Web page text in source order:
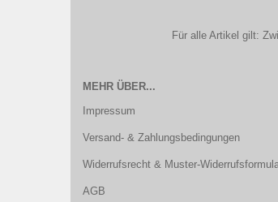
Für alle Artikel gilt:
MEHR ÜBER...
Impressum
Versand- & Zahlungsbedingungen
Widerrufsrecht & Muster-
AGB